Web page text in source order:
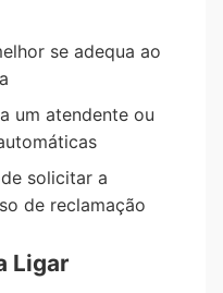
se adequa ao
um atendente ou
solicitar a
de reclamação
Ligar